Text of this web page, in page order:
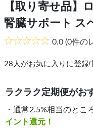
【取り寄せ品】
腎臓サポート ス
0.0 (0件の
28 人がお気に入りに登録
ラクラク定期便がお
・通常2.5%相当のとこ
イント還元！